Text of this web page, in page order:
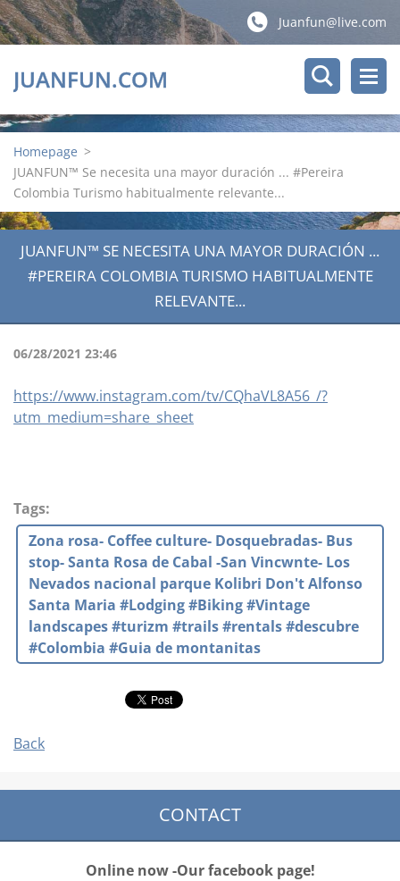
Juanfun@live.com
JUANFUN.COM
Homepage >
JUANFUN™ Se necesita una mayor duración ... #Pereira
Colombia Turismo habitualmente relevante...
JUANFUN™ SE NECESITA UNA MAYOR DURACIÓN ...
#PEREIRA COLOMBIA TURISMO HABITUALMENTE
RELEVANTE...
06/28/2021 23:46
https://www.instagram.com/tv/CQhaVL8A56_/?
utm_medium=share_sheet
Tags:
Zona rosa- Coffee culture- Dosquebradas- Bus
stop- Santa Rosa de Cabal -San Vincwnte- Los
Nevados nacional parque Kolibri Don't Alfonso
Santa Maria #Lodging #Biking #Vintage
landscapes #turizm #trails #rentals #descubre
#Colombia #Guia de montanitas
Back
CONTACT
Online now -Our facebook page!